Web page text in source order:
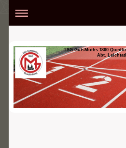
TSG GutsMuths 1860
Abt.